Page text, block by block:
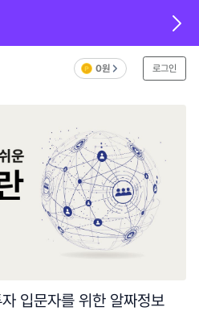
0원 로그인
입문자를 위한 알짜정보